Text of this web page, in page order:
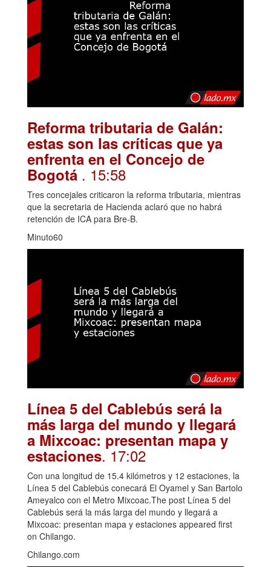
Reforma tributaria de Galán:
estas son las críticas que ya
enfrenta en el Concejo de
Bogotá . 15:58
Tres concejales criticaron la reforma tributaria, mientras
que la secretaria de Hacienda aclaró que no habrá
retención de ICA para Bre-B.
Minuto60
Línea 5 del Cablebús será la
más larga del mundo y llegará
a Mixcoac: presentan mapa y
estaciones. 17:02
Con una longitud de 15.4 kilómetros y 12 estaciones, la
Línea 5 del Cablebús conecará El Oyamel y San Bartolo
Ameyalco con el Metro Mixcoac.The post Línea 5 del
Cablebús será la más larga del mundo y llegará a
Mixcoac: presentan mapa y estaciones appeared first
on Chilango.
Chilango.com